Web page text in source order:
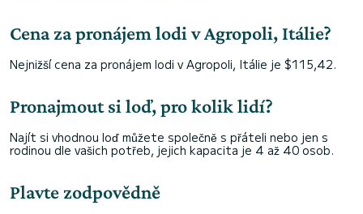
Cena za pronájem lodi v Agropoli, Itálie?
Nejnižší cena za pronájem lodi v Agropoli, Itálie je $115,42.
Pronajmout si loď, pro kolik lidí?
Najít si vhodnou loď můžete společně s přáteli nebo jen s
rodinou dle vašich potřeb, jejich kapacita je 4 až 40 osob.
Plavte zodpovědně